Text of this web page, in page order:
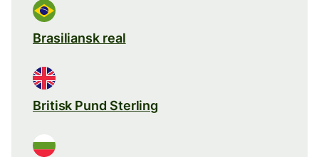
Brasiliansk real
Britisk Pund Sterling